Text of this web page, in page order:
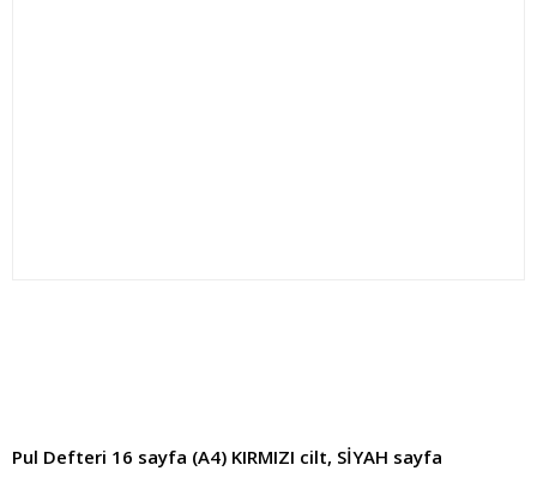
Pul Defteri 16 sayfa (A4) KIRMIZI cilt, SİYAH sayfa